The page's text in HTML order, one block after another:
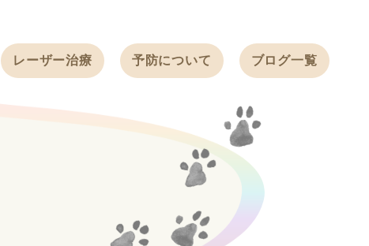
レーザー治療 予防について
感染症予防
フィラリア
ワクチン
ブログ一覧
天白動物病院
BLOG
天白動物病院
NEWS
ワンちゃんの症
例ブログ
ネコちゃんの症